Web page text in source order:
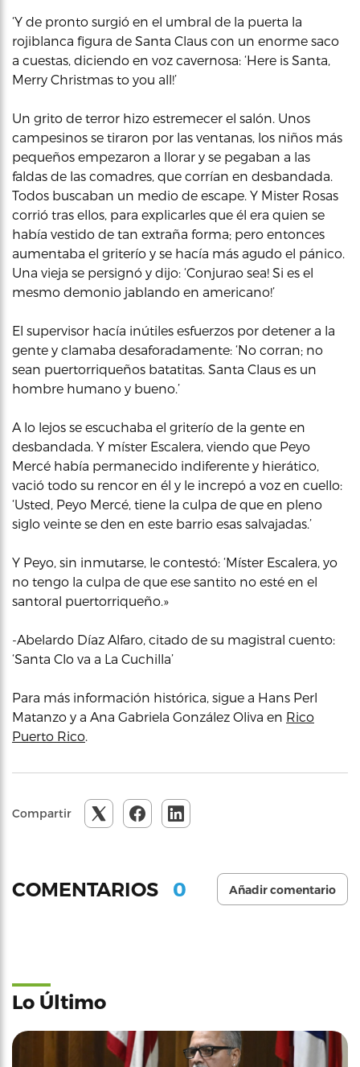
‘Y de pronto surgió en el umbral de la puerta la
rojiblanca figura de Santa Claus con un enorme saco
a cuestas, diciendo en voz cavernosa: ‘Here is Santa,
Merry Christmas to you all!’
Un grito de terror hizo estremecer el salón. Unos
campesinos se tiraron por las ventanas, los niños más
pequeños empezaron a llorar y se pegaban a las
faldas de las comadres, que corrían en desbandada.
Todos buscaban un medio de escape. Y Mister Rosas
corrió tras ellos, para explicarles que él era quien se
había vestido de tan extraña forma; pero entonces
aumentaba el griterío y se hacía más agudo el pánico.
Una vieja se persignó y dijo: ‘Conjurao sea! Si es el
mesmo demonio jablando en americano!’
El supervisor hacía inútiles esfuerzos por detener a la
gente y clamaba desaforadamente: ‘No corran; no
sean puertorriqueños batatitas. Santa Claus es un
hombre humano y bueno.’
A lo lejos se escuchaba el griterío de la gente en
desbandada. Y míster Escalera, viendo que Peyo
Mercé había permanecido indiferente y hierático,
vació todo su rencor en él y le increpó a voz en cuello:
‘Usted, Peyo Mercé, tiene la culpa de que en pleno
siglo veinte se den en este barrio esas salvajadas.’
Y Peyo, sin inmutarse, le contestó: ‘Míster Escalera, yo
no tengo la culpa de que ese santito no esté en el
santoral puertorriqueño.»
-Abelardo Díaz Alfaro, citado de su magistral cuento:
‘Santa Clo va a La Cuchilla’
Para más información histórica, sigue a Hans Perl
Matanzo y a Ana Gabriela González Oliva en Rico
Puerto Rico.
Compartir
COMENTARIOS 0 Añadir comentario
Lo Último